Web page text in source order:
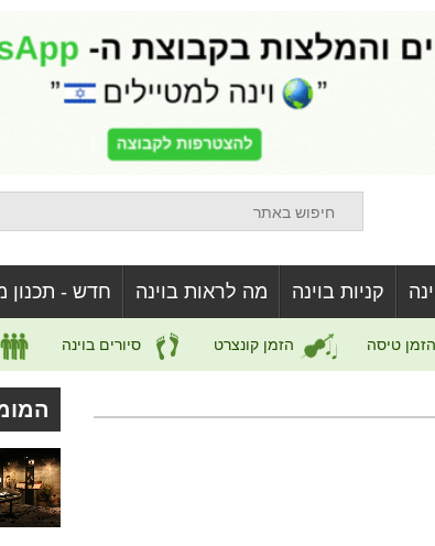
קניות בוינה מה לראות בוינה חדש - תכנון
הזמן טיסה הזמן קונצרט סיורים בוינה